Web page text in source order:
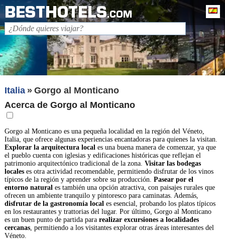
BESTHOTELS.COM
Italia
Gorgo al Monticano
Acerca de Gorgo al Monticano
Gorgo al Monticano es una pequeña localidad en la región del Véneto,
Italia, que ofrece algunas experiencias encantadoras para quienes la visitan.
Explorar la arquitectura locales una buena manera de comenzar, ya que
el pueblo cuenta con iglesias y edificaciones históricas que reflejan el
patrimonio arquitectónico tradicional de la zona. Visitar las bodegas
localeses otra actividad recomendable, permitiendo disfrutar de los vinos
típicos de la región y aprender sobre su producción. Pasear por el
entorno naturales también una opción atractiva, con paisajes rurales que
ofrecen un ambiente tranquilo y pintoresco para caminatas. Además,
disfrutar de la gastronomía locales esencial, probando los platos típicos
en los restaurantes y trattorias del lugar. Por último, Gorgo al Monticano
es un buen punto de partida para realizar excursiones a localidades
cercanas, permitiendo a los visitantes explorar otras áreas interesantes del
Véneto.